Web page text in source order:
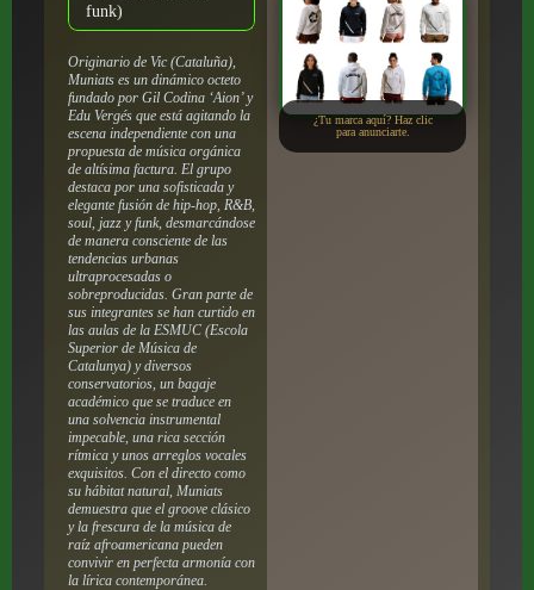
funk)
Originario de Vic (Cataluña),
Muniats es un dinámico octeto
fundado por Gil Codina ‘Aion’ y
Edu Vergés que está agitando la
escena independiente con una
propuesta de música orgánica
de altísima factura. El grupo
destaca por una sofisticada y
elegante fusión de hip-hop, R&B,
soul, jazz y funk, desmarcándose
de manera consciente de las
tendencias urbanas
ultraprocesadas o
sobreproducidas. Gran parte de
sus integrantes se han curtido en
las aulas de la ESMUC (Escola
Superior de Música de
Catalunya) y diversos
conservatorios, un bagaje
académico que se traduce en
una solvencia instrumental
impecable, una rica sección
rítmica y unos arreglos vocales
exquisitos. Con el directo como
su hábitat natural, Muniats
demuestra que el groove clásico
y la frescura de la música de
raíz afroamericana pueden
convivir en perfecta armonía con
la lírica contemporánea.
¿Tu marca aquí? Haz clic
para anunciarte.